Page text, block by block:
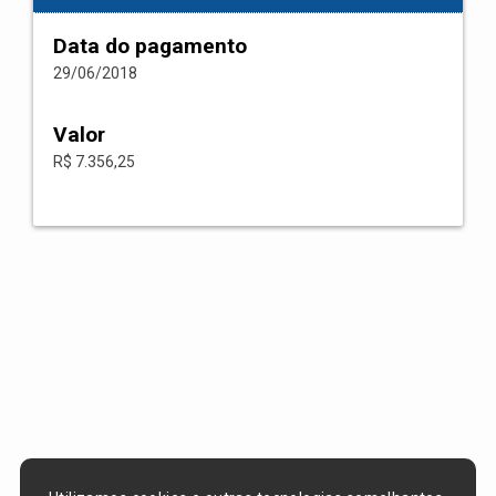
Data do pagamento
29/06/2018
Valor
R$ 7.356,25